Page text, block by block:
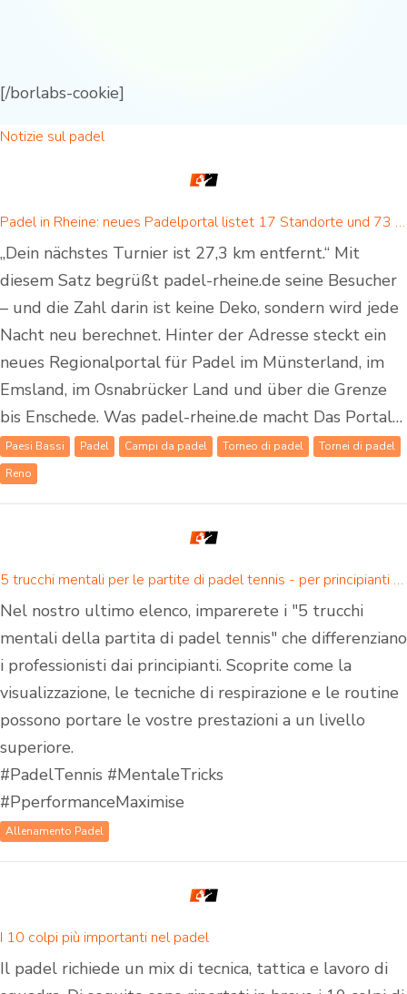
[/borlabs-cookie]
Notizie sul padel
Padel in Rheine: neues Padelportal listet 17 Standorte und 73 Padel-Courts in Rheine und Umgebung
„Dein nächstes Turnier ist 27,3 km entfernt.“ Mit
diesem Satz begrüßt padel-rheine.de seine Besucher
– und die Zahl darin ist keine Deko, sondern wird jede
Nacht neu berechnet. Hinter der Adresse steckt ein
neues Regionalportal für Padel im Münsterland, im
Emsland, im Osnabrücker Land und über die Grenze
bis Enschede. Was padel-rheine.de macht Das Portal…
Paesi Bassi Padel Campi da padel Torneo di padel
Tornei di padel
Reno
5 trucchi mentali per le partite di padel tennis - per principianti e giocatori di padel avanzati
Nel nostro ultimo elenco, imparerete i "5 trucchi
mentali della partita di padel tennis" che differenziano
i professionisti dai principianti. Scoprite come la
visualizzazione, le tecniche di respirazione e le routine
possono portare le vostre prestazioni a un livello
superiore.
#PadelTennis #MentaleTricks
#PperformanceMaximise
Allenamento Padel
I 10 colpi più importanti nel padel
Il padel richiede un mix di tecnica, tattica e lavoro di